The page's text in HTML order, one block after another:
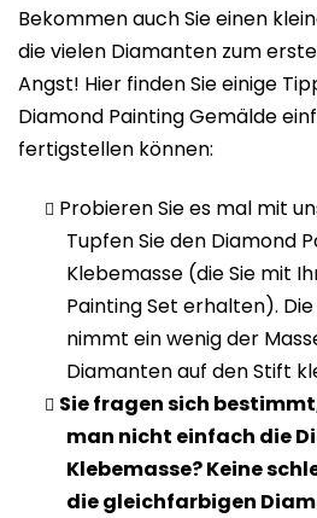
Bekommen auch Sie einen
die vielen Diamanten zum
Angst! Hier finden Sie einige
Diamond Painting Gemälde
fertigstellen können:
Probieren Sie es mal mit
Tupfen Sie den Diamond
Klebemasse (die Sie mit
Painting Set erhalten).
nimmt ein wenig der
Diamanten auf den Stift
Sie fragen sich
man nicht einfach die
Klebemasse? Keine
die gleichfarbigen